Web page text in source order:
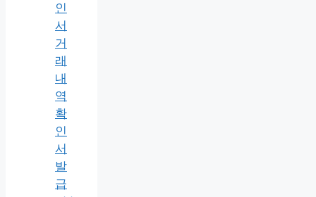
인
서
거
래
내
역
확
인
서
발
급